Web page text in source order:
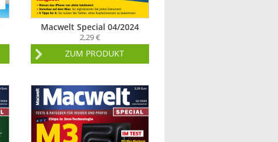
Macwelt Special 04/2024
2,29 €
ZUM PRODUKT